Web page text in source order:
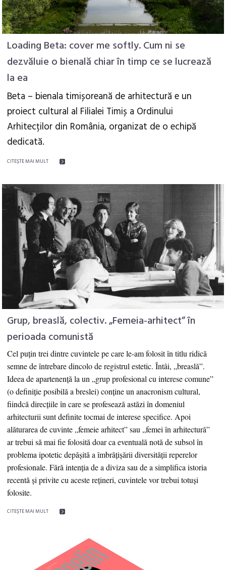
Loading Beta: cover me softly. Cum ni se
dezvăluie o bienală chiar în timp ce se lucrează
la ea
Beta – bienala timișoreană de arhitectură e un
proiect cultural al Filialei Timiș a Ordinului
Arhitecților din România, organizat de o echipă
dedicată.
CITEŞTE MAI MULT
Grup, breaslă, colectiv. „Femeia-arhitect” în
perioada comunistă
Cel puțin trei dintre cuvintele pe care le-am folosit în titlu ridică
semne de întrebare dincolo de registrul estetic. Întâi, „breaslă”.
Ideea de apartenență la un „grup profesional cu interese comune”
(o definiție posibilă a breslei) conține un anacronism cultural,
fiindcă direcțiile în care se profesează astăzi în domeniul
arhitecturii sunt definite tocmai de interese specifice. Apoi
alăturarea de cuvinte „femeie arhitect” sau „femei în arhitectură”
ar trebui să mai fie folosită doar ca eventuală notă de subsol în
problema ipotetic depășită a îmbrățișării diversității reperelor
profesionale. Fără intenția de a diviza sau de a simplifica istoria
recentă și privite cu aceste rețineri, cuvintele vor trebui totuși
folosite.
CITEŞTE MAI MULT